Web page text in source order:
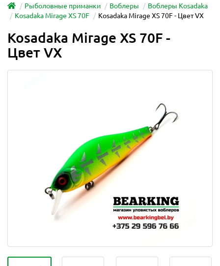
Рыболовные приманки Воблеры
Воблеры Kosadaka
Kosadaka Mirage XS 70F
Kosadaka Mirage XS 70F - Цвет VX
Kosadaka Mirage XS 70F -
Цвет VX